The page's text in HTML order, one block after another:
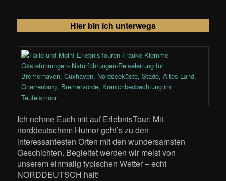
Hier bin ich unterwegs
Ich nehme Euch mit auf ErlebnisTour: Mit
norddeutschem Humor geht’s zu den
interessantesten Orten mit den wundersamsten
Geschichten. Begleitet werden wir meist von
unserem einmalig typischen Wetter – echt
NORDDEUTSCH halt!